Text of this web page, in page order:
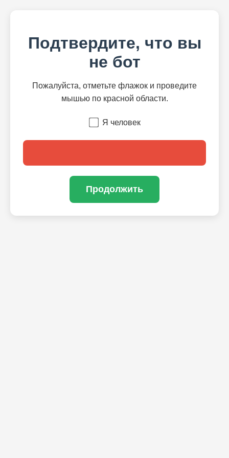
Подтвердите, что вы
не бот
Пожалуйста, отметьте флажок и проведите
мышью по красной области.
Я человек
Продолжить